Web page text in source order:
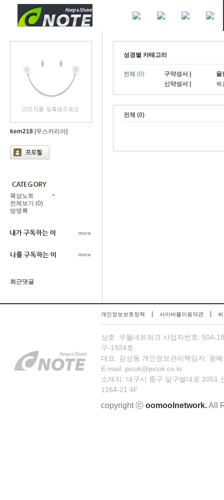
kem218 [무스카리아]
묵상노트
전체보기 (0)
방명록
최근댓글
성경별 카테고리
전체 (0) 구약성서 |
율
신약성서 |
복
전체 (0)
개인정보보호정책 사이버몰이용약관
상호: 우물네트워크 사업자번호: 504-
구-1924호
대표: 김상동 개인정보관리책임자: 왕
E-mail: picok@picok.co.kr
소재지: 대구시 중구 달구벌대로 2051
1164-21 4F
copyright ⓒ oomoolnetwork.All